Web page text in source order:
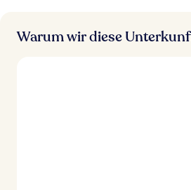
Warum wir diese